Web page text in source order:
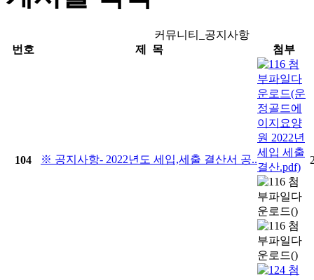
커뮤니티_공지사항
번호
제 목 첨부
104 ※ 공지사항- 2022년도 세입,세출 결산서 공..